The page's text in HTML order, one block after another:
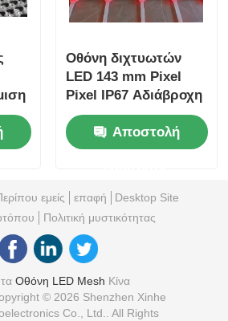
Οθόνη διχτυωτών
LED 143 mm Pixel
Pixel IP67 Αδιάβροχη
μεγάλη εξωτερική
οθόνη για έργα
πολιτιστικού
Night View
Αποστολή
εμείς επαφή
Desktop Site
Πολιτική μυστικότητας
Οθόνη LED Mesh Κίνα
© 2026 Shenzhen Xinhe
Co., Ltd.. All Rights